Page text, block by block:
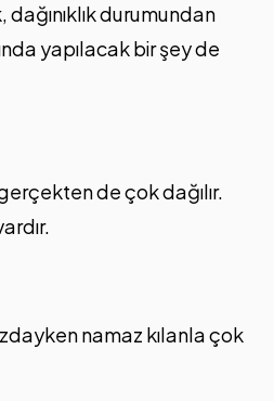
durumundan
yapılacak bir şey de
de çok dağılır.
namaz kılanla çok